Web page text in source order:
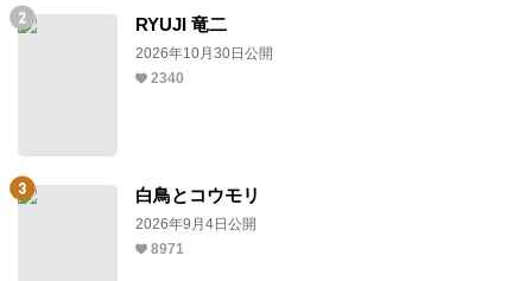
RYUJI 竜二
2026年10月30日公開
2340
白鳥とコウモリ
2026年9月4日公開
8971